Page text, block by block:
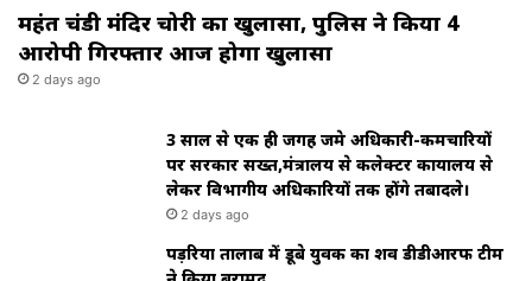
महंत चंडी मंदिर चोरी का खुलासा, पुलिस ने किया 4
आरोपी गिरफ्तार आज होगा खुलासा
2 days ago
3 साल से एक ही जगह जमे अधिकारी-कर्मचारियों
पर सरकार सख्त,मंत्रालय से कलेक्टर कार्यालय से
लेकर विभागीय अधिकारियों तक होंगे तबादले।
2 days ago
पड़रिया तालाब में डूबे युवक का शव डीडीआरफ टीम